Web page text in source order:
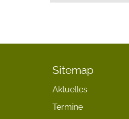
Sitemap
Aktuelles
Termine